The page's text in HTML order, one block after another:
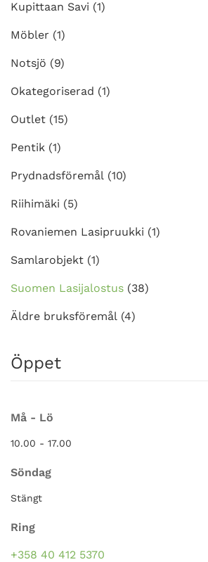
Kupittaan Savi (1)
Möbler (1)
Notsjö (9)
Okategoriserad (1)
Outlet (15)
Pentik (1)
Prydnadsföremål (10)
Riihimäki (5)
Rovaniemen Lasipruukki (1)
Samlarobjekt (1)
Suomen Lasijalostus (38)
Äldre bruksföremål (4)
Öppet
Må - Lö
10.00 - 17.00
Söndag
Stängt
Ring
+358 40 412 5370